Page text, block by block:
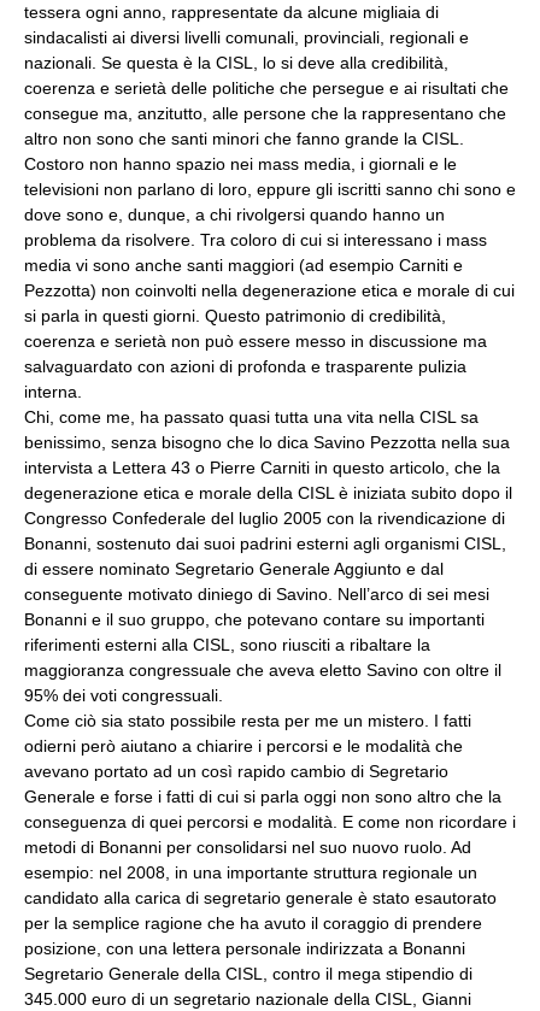
tessera ogni anno, rappresentate da alcune migliaia di
sindacalisti ai diversi livelli comunali, provinciali, regionali e
nazionali. Se questa è la CISL, lo si deve alla credibilità,
coerenza e serietà delle politiche che persegue e ai risultati che
consegue ma, anzitutto, alle persone che la rappresentano che
altro non sono che santi minori che fanno grande la CISL.
Costoro non hanno spazio nei mass media, i giornali e le
televisioni non parlano di loro, eppure gli iscritti sanno chi sono e
dove sono e, dunque, a chi rivolgersi quando hanno un
problema da risolvere. Tra coloro di cui si interessano i mass
media vi sono anche santi maggiori (ad esempio Carniti e
Pezzotta) non coinvolti nella degenerazione etica e morale di cui
si parla in questi giorni. Questo patrimonio di credibilità,
coerenza e serietà non può essere messo in discussione ma
salvaguardato con azioni di profonda e trasparente pulizia
interna.
Chi, come me, ha passato quasi tutta una vita nella CISL sa
benissimo, senza bisogno che lo dica Savino Pezzotta nella sua
intervista a Lettera 43 o Pierre Carniti in questo articolo, che la
degenerazione etica e morale della CISL è iniziata subito dopo il
Congresso Confederale del luglio 2005 con la rivendicazione di
Bonanni, sostenuto dai suoi padrini esterni agli organismi CISL,
di essere nominato Segretario Generale Aggiunto e dal
conseguente motivato diniego di Savino. Nell’arco di sei mesi
Bonanni e il suo gruppo, che potevano contare su importanti
riferimenti esterni alla CISL, sono riusciti a ribaltare la
maggioranza congressuale che aveva eletto Savino con oltre il
95% dei voti congressuali.
Come ciò sia stato possibile resta per me un mistero. I fatti
odierni però aiutano a chiarire i percorsi e le modalità che
avevano portato ad un così rapido cambio di Segretario
Generale e forse i fatti di cui si parla oggi non sono altro che la
conseguenza di quei percorsi e modalità. E come non ricordare i
metodi di Bonanni per consolidarsi nel suo nuovo ruolo. Ad
esempio: nel 2008, in una importante struttura regionale un
candidato alla carica di segretario generale è stato esautorato
per la semplice ragione che ha avuto il coraggio di prendere
posizione, con una lettera personale indirizzata a Bonanni
Segretario Generale della CISL, contro il mega stipendio di
345.000 euro di un segretario nazionale della CISL, Gianni